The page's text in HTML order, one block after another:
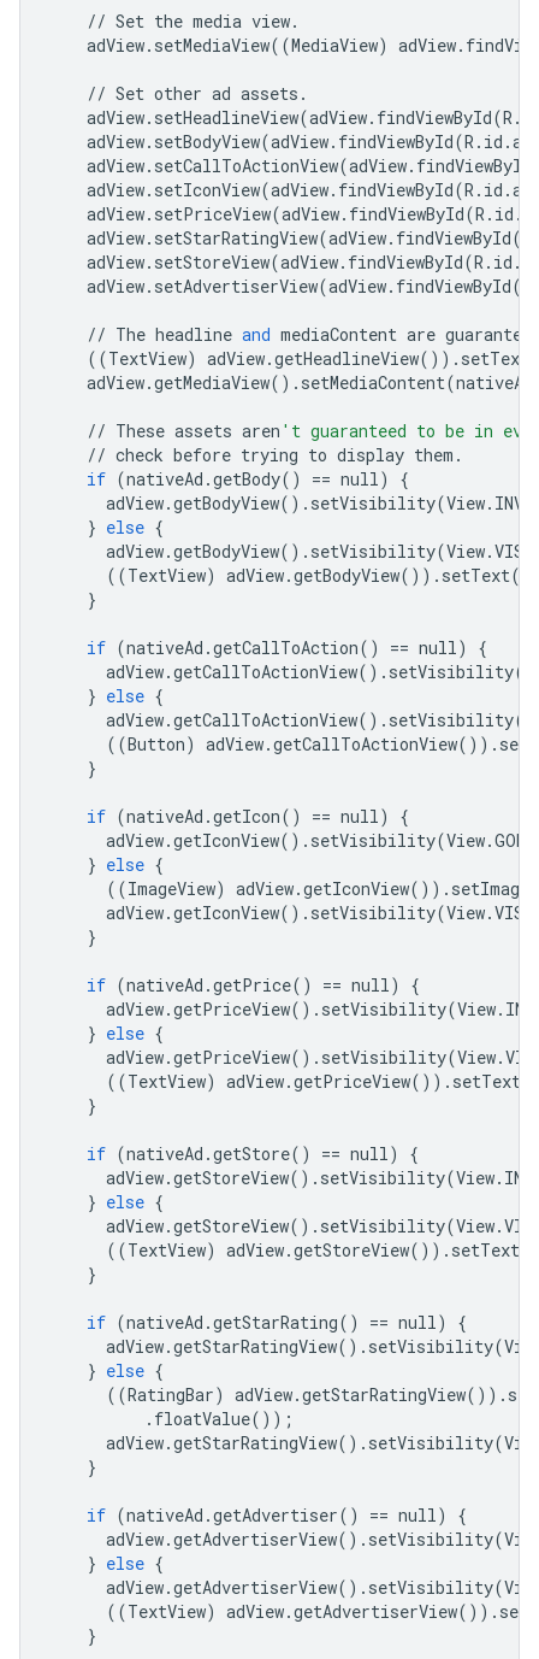
// Set the media view.
adView. setMediaView((MediaView) adView.
// Set other ad assets .
adView. setHeadlineView(adView. findViewById(R .
adView. setBodyView(adView. findViewById(R . id .
adView. setCallToActionView(adView. findViewById
adView. setIconView(adView. findViewById(R . id .
adView. setPriceView(adView. findViewById(R . id .
adView. setStarRatingView(adView. findViewById(
adView. setStoreView(adView. findViewById(R . id .
adView. setAdvertiserView(adView. findViewById(
// The headline and mediaContent are
((TextView) adView.getHeadlineView()) . setText
adView.getMediaView() . setMediaContent(nativeAd
// These assets aren 't guaranteed to be in
// check before trying to display them .
if (nativeAd .getBody() == null)
{
adView.getBodyView() . setVisibility(View.
} else {
adView.getBodyView() . setVisibility(View.
((TextView) adView.getBodyView()) . setText(
}
if (nativeAd .getCallToAction() == null)
{
adView.getCallToActionView() . setVisibility(
} else {
adView.getCallToActionView() . setVisibility(
((Button) adView.getCallToActionView()) .
}
if (nativeAd .getIcon() == null)
{
adView.getIconView() . setVisibility(View.GONE
} else {
((ImageView) adView.getIconView()) .
adView.getIconView() . setVisibility(View.
}
if (nativeAd .getPrice() == null)
{
adView.getPriceView() . setVisibility(View.
} else {
adView.getPriceView() . setVisibility(View.
((TextView) adView.getPriceView()) . setText
}
if (nativeAd .getStore() == null)
{
adView.getStoreView() . setVisibility(View.
} else {
adView.getStoreView() . setVisibility(View.
((TextView) adView.getStoreView()) . setText
}
if (nativeAd .getStarRating() == null)
{
adView.getStarRatingView() . setVisibility(
} else {
((RatingBar) adView.getStarRatingView()) .
. floatValue());
adView.getStarRatingView() . setVisibility(
}
if (nativeAd .getAdvertiser() == null)
{
adView.getAdvertiserView() . setVisibility(
} else {
adView.getAdvertiserView() . setVisibility(
((TextView) adView.getAdvertiserView()) .
}